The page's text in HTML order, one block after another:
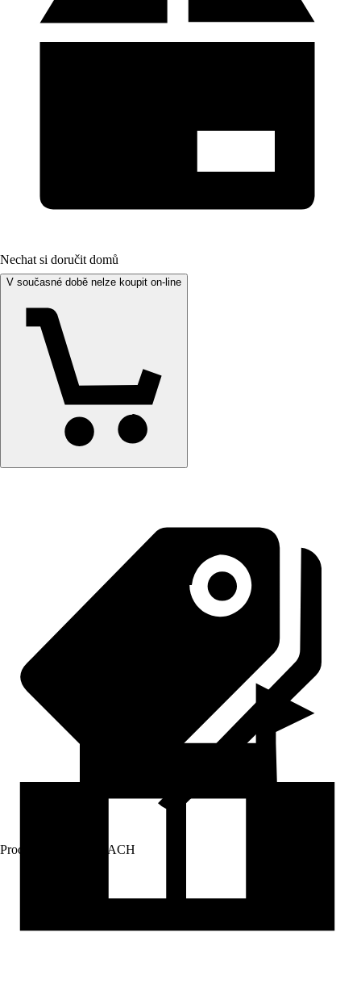
Nechat si doručit domů
V současné době nelze koupit on-line
Prodej přes: HORNBACH